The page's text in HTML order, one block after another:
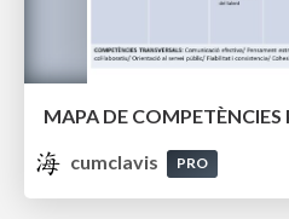
MAPA DE COMPETÈNCIES
cumclavis
PRO